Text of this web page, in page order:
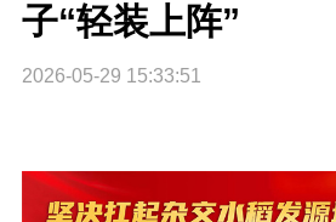
子“轻装上阵”
2026-05-29 15:33:51